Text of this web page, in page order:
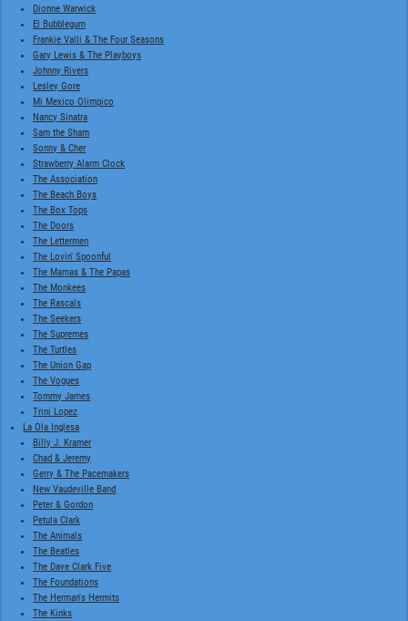
Dionne Warwick
El Bubblegum
Frankie Valli & The Four Seasons
Gary Lewis & The Playboys
Johnny Rivers
Lesley Gore
Mi Mexico Olimpico
Nancy Sinatra
Sam the Sham
Sonny & Cher
Strawberry Alarm Clock
The Association
The Beach Boys
The Box Tops
The Doors
The Lettermen
The Lovin' Spoonful
The Mamas & The Papas
The Monkees
The Rascals
The Seekers
The Supremes
The Turtles
The Union Gap
The Vogues
Tommy James
Trini Lopez
La Ola Inglesa
Billy J. Kramer
Chad & Jeremy
Gerry & The Pacemakers
New Vaudeville Band
Peter & Gordon
Petula Clark
The Animals
The Beatles
The Dave Clark Five
The Foundations
The Herman's Hermits
The Kinks